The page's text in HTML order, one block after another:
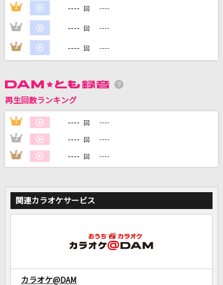
DAMに会員登録・ログインして
自宅でカラオケ歌い放題！
家族や友達と一緒に！練習にも！
1 ---- 回 ----
2 ---- 回 ----
3 ---- 回 ----
再生回数ランキング
1 ---- 回 ----
2 ---- 回 ----
3 ---- 回 ----
関連カラオケサービス
カラオケ@DAM